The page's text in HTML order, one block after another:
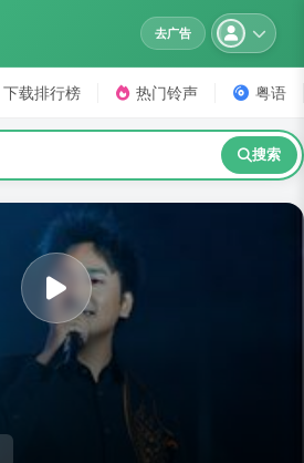
去广告
下载排行榜 热门铃声 粤语
搜索